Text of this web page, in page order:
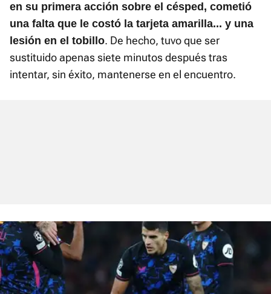
en su primera acción sobre el césped, cometió
una falta que le costó la tarjeta amarilla... y una
lesión en el tobillo. De hecho, tuvo que ser
sustituido apenas siete minutos después tras
intentar, sin éxito, mantenerse en el encuentro.